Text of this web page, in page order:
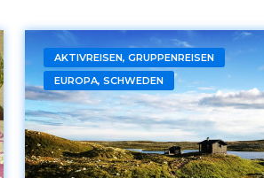
AKTIVREISEN, GRUPPENREISEN
EUROPA, SCHWEDEN